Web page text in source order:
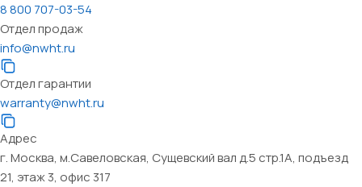
8 800 707-03-54
Отдел продаж
info@nwht.ru
Отдел гарантии
warranty@nwht.ru
Адрес
г. Москва, м.Савеловская, Сущевский вал д.5 стр.1А, подъезд
21, этаж 3, офис 317